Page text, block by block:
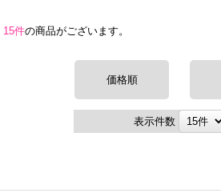
15件の商品がございます。
価格順
表示件数